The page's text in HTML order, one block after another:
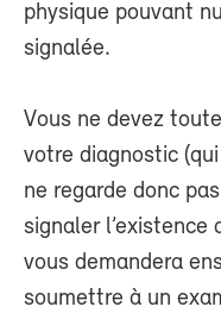
physique pouvant
signalée.
Vous ne devez
votre diagnostic
ne regarde donc
signaler l’existence
vous demandera
soumettre à un